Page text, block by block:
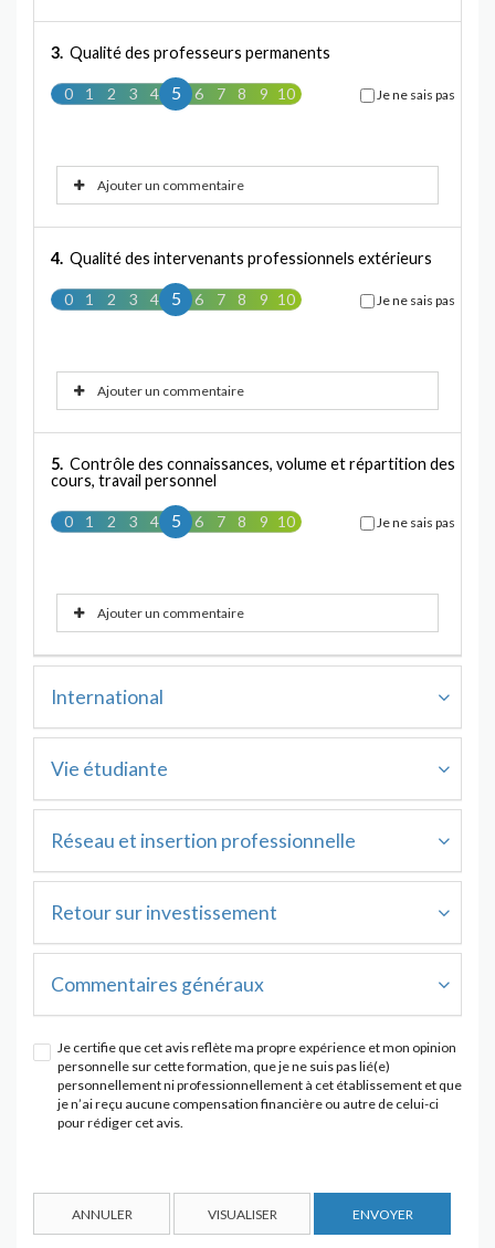
3. Qualité des professeurs permanents
5
0 1 2 3 4 5 6 7 8 9 10 Je ne sais pas
Ajouter un commentaire
4. Qualité des intervenants professionnels extérieurs
5
0 1 2 3 4 5 6 7 8 9 10 Je ne sais pas
Ajouter un commentaire
5. Contrôle des connaissances, volume et répartition des
cours, travail personnel
5
0 1 2 3 4 5 6 7 8 9 10 Je ne sais pas
Ajouter un commentaire
International
Vie étudiante
Réseau et insertion professionnelle
Retour sur investissement
Commentaires généraux
Je certifie que cet avis reflète ma propre expérience et mon opinion
personnelle sur cette formation, que je ne suis pas lié(e)
personnellement ni professionnellement à cet établissement et que
je n’ai reçu aucune compensation financière ou autre de celui-ci
pour rédiger cet avis.
ANNULER VISUALISER ENVOYER